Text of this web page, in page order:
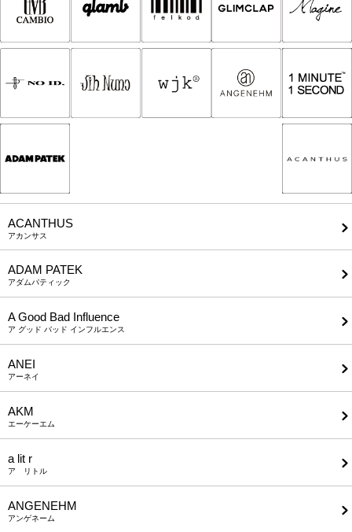
ACANTHUS
アカンサス
ADAM PATEK
アダムパティック
A Good Bad Influence
ア グッド バッド インフルエンス
ANEI
アーネイ
AKM
エーケーエム
a lit r
ア リトル
ANGENEHM
アンゲネーム